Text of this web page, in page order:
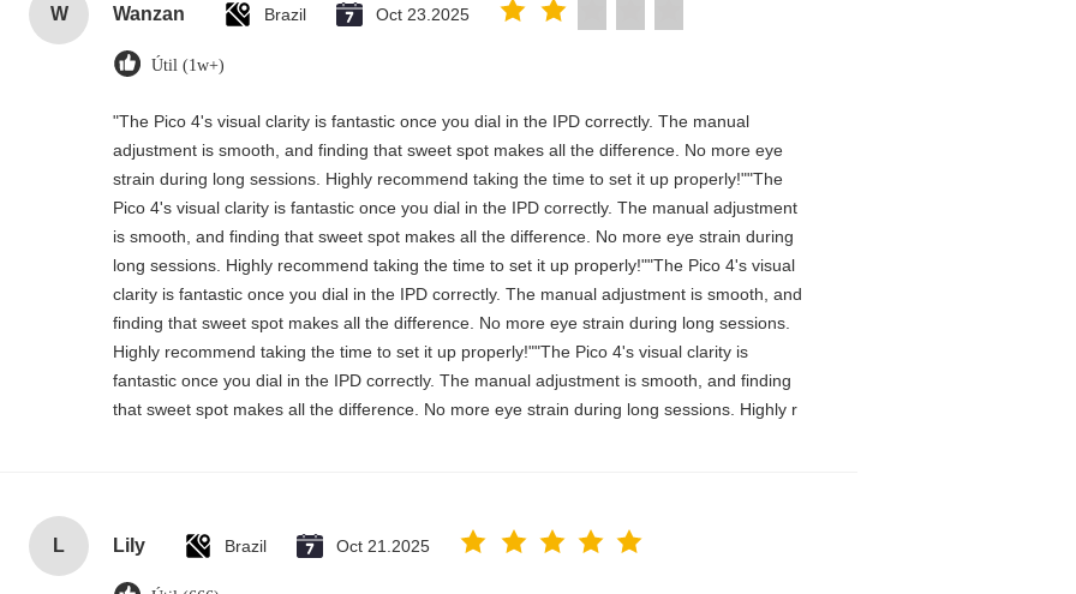
W Wanzan Brazil Oct 23.2025
Útil (1w+)
"The Pico 4's visual clarity is fantastic once you dial in the IPD correctly. The manual
adjustment is smooth, and finding that sweet spot makes all the difference. No more eye
strain during long sessions. Highly recommend taking the time to set it up properly!""The
Pico 4's visual clarity is fantastic once you dial in the IPD correctly. The manual adjustment
is smooth, and finding that sweet spot makes all the difference. No more eye strain during
long sessions. Highly recommend taking the time to set it up properly!""The Pico 4's visual
clarity is fantastic once you dial in the IPD correctly. The manual adjustment is smooth, and
finding that sweet spot makes all the difference. No more eye strain during long sessions.
Highly recommend taking the time to set it up properly!""The Pico 4's visual clarity is
fantastic once you dial in the IPD correctly. The manual adjustment is smooth, and finding
that sweet spot makes all the difference. No more eye strain during long sessions. Highly r
L Lily Brazil Oct 21.2025